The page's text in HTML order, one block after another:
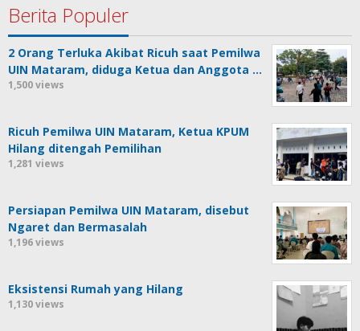
Berita Populer
2 Orang Terluka Akibat Ricuh saat Pemilwa
UIN Mataram, diduga Ketua dan Anggota …
1,500 views
Ricuh Pemilwa UIN Mataram, Ketua KPUM
Hilang ditengah Pemilihan
1,281 views
Persiapan Pemilwa UIN Mataram, disebut
Ngaret dan Bermasalah
1,196 views
Eksistensi Rumah yang Hilang
1,130 views